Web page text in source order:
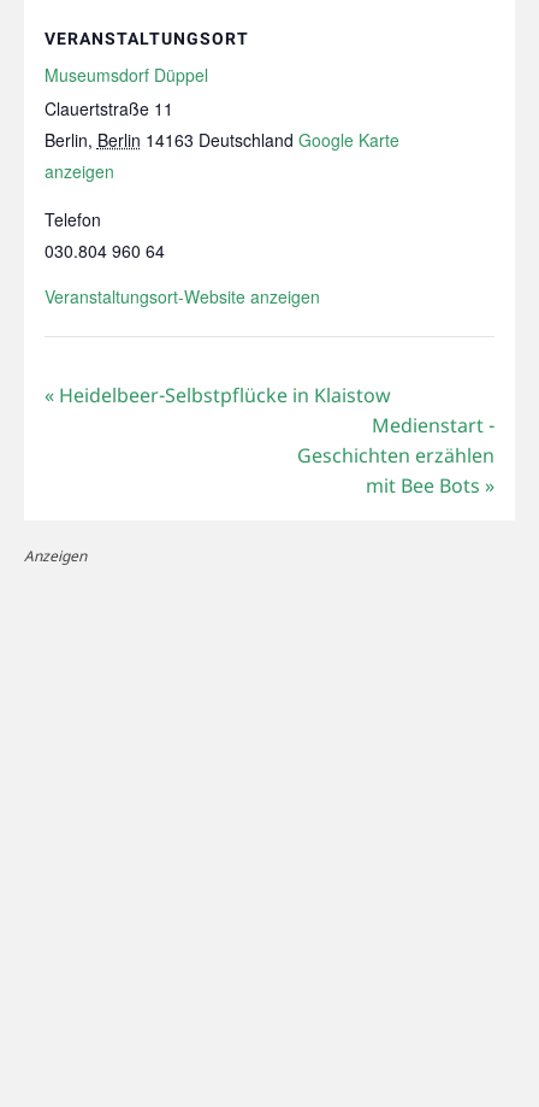
VERANSTALTUNGSORT
Museumsdorf Düppel
Clauertstraße 11
Berlin, Berlin 14163 Deutschland Google Karte
anzeigen
Telefon
030.804 960 64
Veranstaltungsort-Website anzeigen
«Heidelbeer-Selbstpflücke in Klaistow
Medienstart -
Geschichten erzählen
mit Bee Bots»
Anzeigen